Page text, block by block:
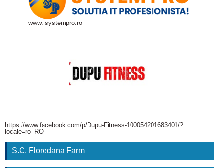
www. systempro.ro
https://www.facebook.com/p/Dupu-Fitness-100054201683401/?
locale=ro_RO
S.C. Floredana Farm